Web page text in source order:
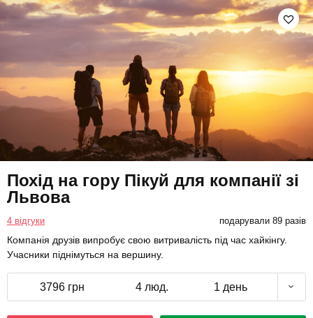
Похід на гору Пікуй для компанії зі
Львова
4 відгуки подарували 89 разів
Компанія друзів випробує свою витривалість під час хайкінгу.
Учасники піднімуться на вершину.
3796 грн 4 люд. 1 день